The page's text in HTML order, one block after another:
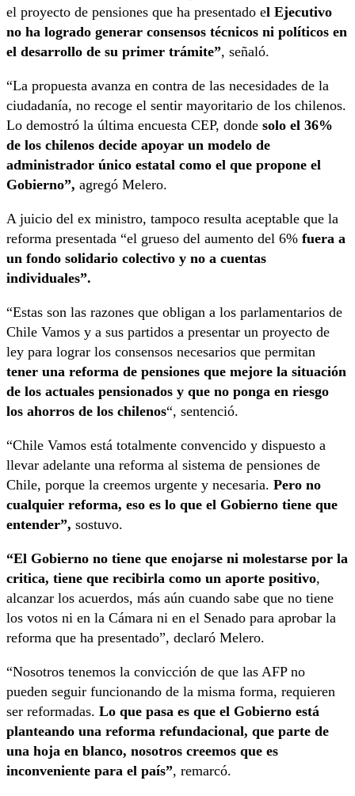
el proyecto de pensiones que ha presentado el Ejecutivo
no ha logrado generar consensos técnicos ni políticos en
el desarrollo de su primer trámite”, señaló.
“La propuesta avanza en contra de las necesidades de la
ciudadanía, no recoge el sentir mayoritario de los chilenos.
Lo demostró la última encuesta CEP, donde solo el 36%
de los chilenos decide apoyar un modelo de
administrador único estatal como el que propone el
Gobierno”, agregó Melero.
A juicio del ex ministro, tampoco resulta aceptable que la
reforma presentada “el grueso del aumento del 6% fuera a
un fondo solidario colectivo y no a cuentas
individuales”.
“Estas son las razones que obligan a los parlamentarios de
Chile Vamos y a sus partidos a presentar un proyecto de
ley para lograr los consensos necesarios que permitan
tener una reforma de pensiones que mejore la situación
de los actuales pensionados y que no ponga en riesgo
los ahorros de los chilenos“, sentenció.
“Chile Vamos está totalmente convencido y dispuesto a
llevar adelante una reforma al sistema de pensiones de
Chile, porque la creemos urgente y necesaria. Pero no
cualquier reforma, eso es lo que el Gobierno tiene que
entender”, sostuvo.
“El Gobierno no tiene que enojarse ni molestarse por la
critica, tiene que recibirla como un aporte positivo,
alcanzar los acuerdos, más aún cuando sabe que no tiene
los votos ni en la Cámara ni en el Senado para aprobar la
reforma que ha presentado”, declaró Melero.
“Nosotros tenemos la convicción de que las AFP no
pueden seguir funcionando de la misma forma, requieren
ser reformadas. Lo que pasa es que el Gobierno está
planteando una reforma refundacional, que parte de
una hoja en blanco, nosotros creemos que es
inconveniente para el país”, remarcó.